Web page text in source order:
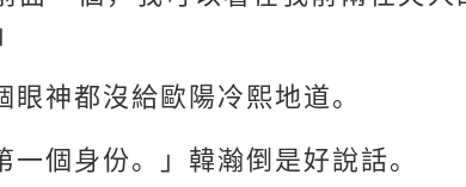
眼神都沒給歐陽冷熙地道。
一個身份。」韓瀚倒是好說話。